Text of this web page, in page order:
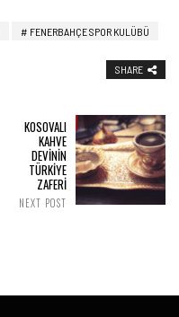
FENERBAHÇE SPOR KULÜBÜ
SHARE
KOSOVALI
KAHVE
DEVİNİN
TÜRKİYE
ZAFERİ
NEXT POST